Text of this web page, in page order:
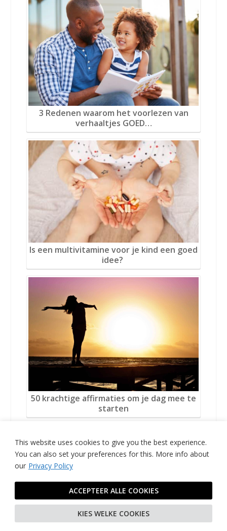
This website uses cookies to give you the best experience.
You can also set your preferences for this. More info about
our Privacy Policy
KIES WELKE COOKIES
ACCEPTEER ALLE COOKIES
3 Redenen waarom het voorlezen van
verhaaltjes GOED…
Is een multivitamine voor je kind een goed
idee?
50 krachtige affirmaties om je dag mee te
starten
3 manieren om je mentale gezondheid te